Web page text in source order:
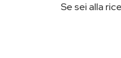
Se sei alla